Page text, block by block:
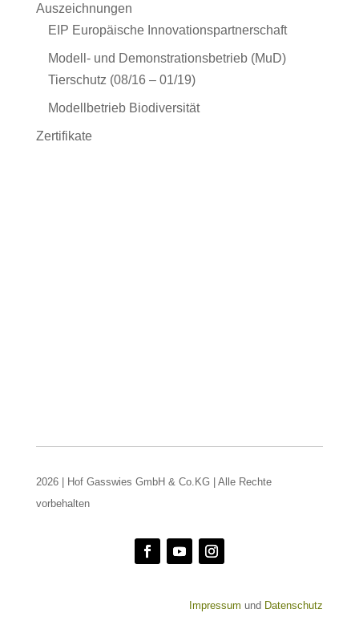
Auszeichnungen
EIP Europäische Innovationspartnerschaft
Modell- und Demonstrationsbetrieb (MuD)
Tierschutz (08/16 – 01/19)
Modellbetrieb Biodiversität
Zertifikate
2026 | Hof Gasswies GmbH & Co.KG | Alle Rechte
vorbehalten
Impressum und Datenschutz